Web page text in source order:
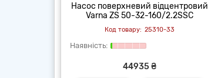
Насос поверхневий відцентровий
Varna ZS 50-32-160/2.2SSC
25310-33
44935 ₴